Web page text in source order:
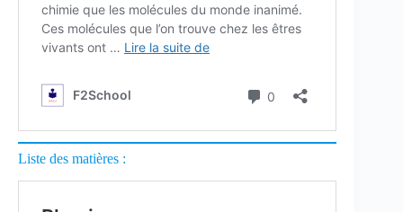
Liste des matières :